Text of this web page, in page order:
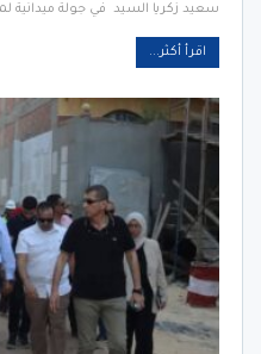
سعيد زكريا السيد في جولة ميدانية
اقرأ أكثر...